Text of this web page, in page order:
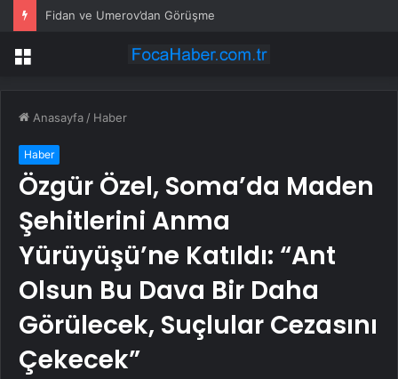
Fidan ve Umerov’dan Görüşme
Menü
Anasayfa / Haber
Haber
Özgür Özel, Soma’da Maden
Şehitlerini Anma
Yürüyüşü’ne Katıldı: “Ant
Olsun Bu Dava Bir Daha
Görülecek, Suçlular Cezasını
Çekecek”